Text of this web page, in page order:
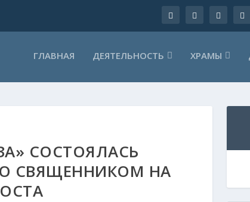
ГЛАВНАЯ ДЕЯТЕЛЬНОСТЬ ХРАМЫ
СОСТОЯЛАСЬ
СВЯЩЕННИКОМ НА